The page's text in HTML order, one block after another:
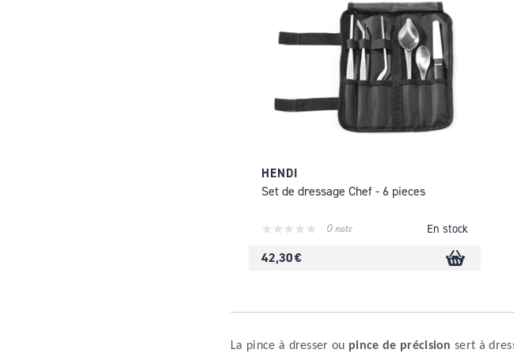
La pince à dresser ou pince de précision sert à
HENDI
Set de dressage Chef - 6 pieces
0 note En stock
42,30 €